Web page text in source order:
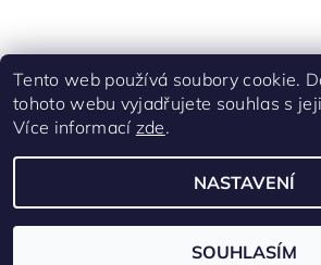
Shoptet.cz Facebook
2026 © UPEČ SI, všechna práva vyhrazena
Vytvořil Shoptet
Tento web používá soubory cookie.
tohoto webu vyjadřujete souhlas s
Více informací zde.
NASTAVENÍ
SOUHLASÍM